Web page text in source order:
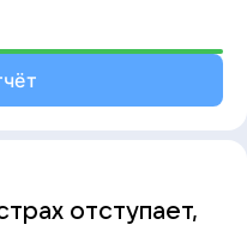
отступает,